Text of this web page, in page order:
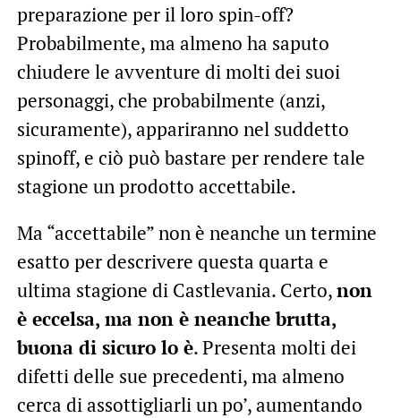
preparazione per il loro spin-off?
Probabilmente, ma almeno ha saputo
chiudere le avventure di molti dei suoi
personaggi, che probabilmente (anzi,
sicuramente), appariranno nel suddetto
spinoff, e ciò può bastare per rendere tale
stagione un prodotto accettabile.
Ma “accettabile” non è neanche un termine
esatto per descrivere questa quarta e
ultima stagione di Castlevania. Certo,non
è eccelsa, ma non è neanche brutta,
buona di sicuro lo è. Presenta molti dei
difetti delle sue precedenti, ma almeno
cerca di assottigliarli un po’, aumentando